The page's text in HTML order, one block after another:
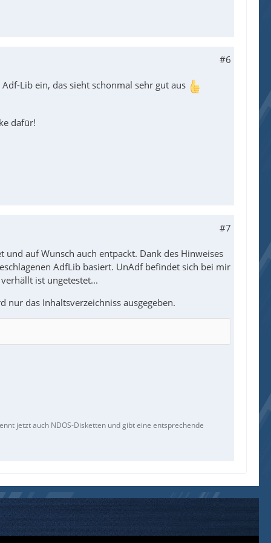
#6
Lib ein, das sieht schonmal sehr gut aus
dafür!
#7
auf Wunsch auch entpackt. Dank des Hinweises
AdfLib basiert. UnAdf befindet sich bei mir
ist ungetestet...
das Inhaltsverzeichniss ausgegeben.
jetzt auch NDOS-Disketten und gibt eine entsprechende